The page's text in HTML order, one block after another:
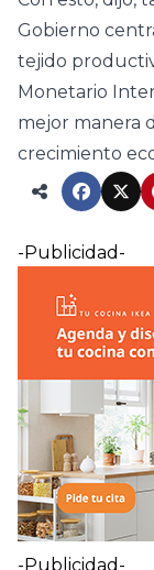
Gobierno
tejido
Monetario
mejor manera
crecimiento
-Publicidad-
-Publicidad-